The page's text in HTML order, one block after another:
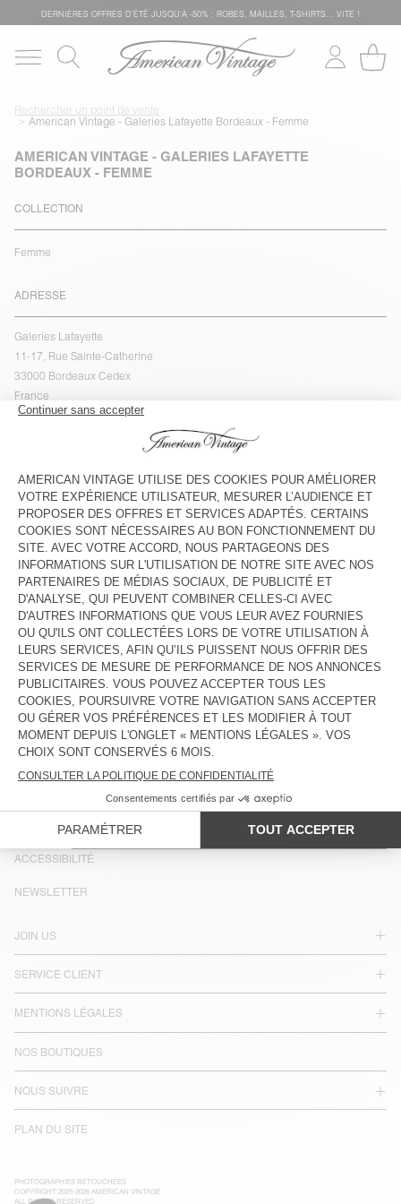
DERNIÈRES OFFRES D'ÉTÊ JUSQU'À -50% : ROBES, MAILLES, T-SHIRTS... VITE !
Rechercher un point de vente
American Vintage - Galeries Lafayette Bordeaux - Femme
AMERICAN VINTAGE - GALERIES LAFAYETTE
BORDEAUX - FEMME
COLLECTION
Femme
ADRESSE
Galeries Lafayette
11-17, Rue Sainte-Catherine
33000 Bordeaux Cedex
France
voir l''itinéraire
HORAIRES
Lundi
10:00 - 20:00
Mardi
10:00 - 20:00
Mercredi
10:00 - 20:00
Jeudi
10:00 - 20:00
Vendredi
10:00 - 20:00
Samedi
10:00 - 20:00
Dimanche
11:00 - 19:00
Tél. :(+33) 05 56 06 61 01
E-mail :contact@americanvintage-store.com
PAYS/RÉGIONS : FRANCE
LANGUE :
ACCESSIBILITÉ
JOIN US
SERVICE CLIENT
MENTIONS LÉGALES
NOS BOUTIQUES
NOUS SUIVRE
PLAN DU SITE
NEWSLETTER
PHOTOGRAPHIES RETOUCHÉES
COPYRIGHT 2025-2026 AMERICAN VINTAGE
ALL RIGHTS RESERVED